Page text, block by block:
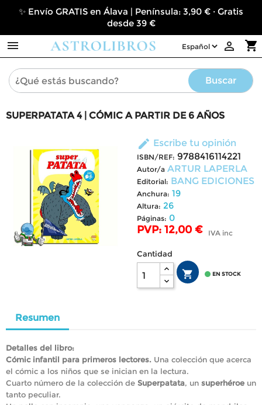
✨ Envío GRATIS en Álava | Península: 3,90 € · Gratis
desde 39 €
 shopping_cart

Buscar
SUPERPATATA 4 | CÓMIC A PARTIR DE 6 AÑOS
edit Escribe tu opinión
ISBN/REF: 9788416114221
Autor/a ARTUR LAPERLA
Editorial: BANG EDICIONES
Anchura: 19
Altura: 26
Páginas: 0
PVP: 12,00 € IVA inc
Cantidad
  EN STOCK
Resumen
Detalles del libro:
Cómic infantil para primeros lectores. Una colección que acerca
el cómic a los niños que se inician en la lectura.
Cuarto número de la colección de Superpatata, un superhéroe un
tanto peculiar.